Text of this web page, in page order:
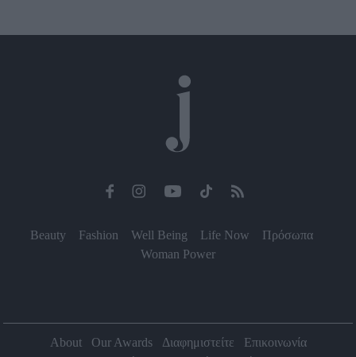
Beauty Fashion Well Being Life Now
Πρόσωπα
Woman Power
About Our Awards Διαφημιστείτε
Επικοινωνία